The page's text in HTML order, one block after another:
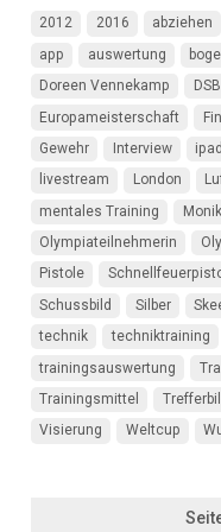
2012 2016 abziehen
app
auswertung
Doreen Vennekamp
DSB
Europameisterschaft
Gewehr
Interview ipad
livestream
London
mentales Training
Olympiateilnehmerin
Pistole
Schussbild
Silber
technik
techniktraining
trainingsauswertung
Trainingsmittel
Visierung
Weltcup